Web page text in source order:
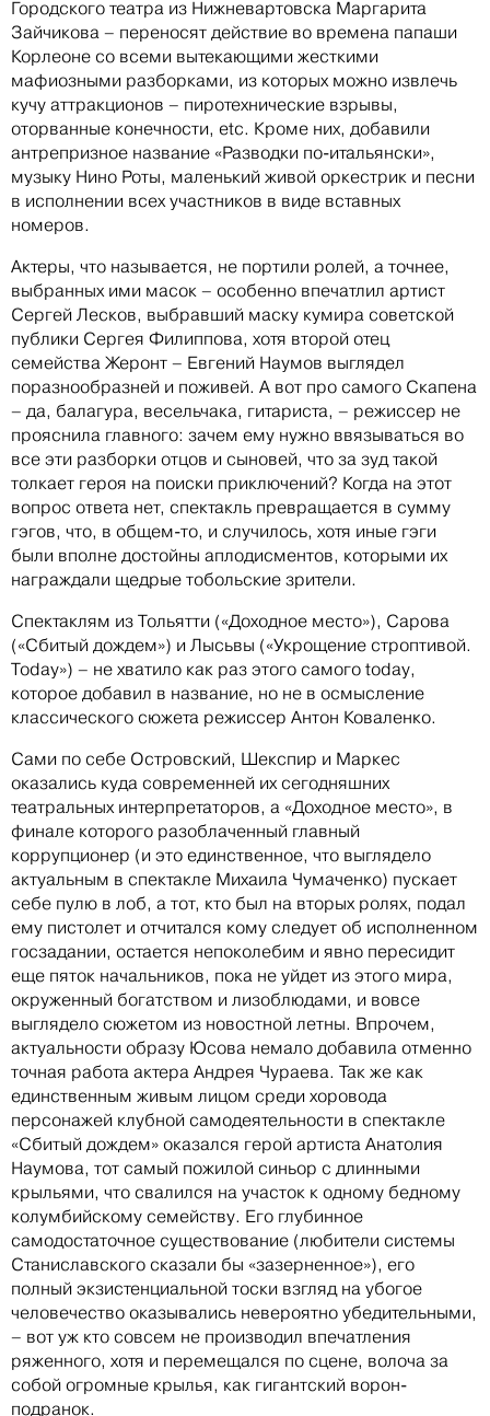
Городского театра из Нижневартовска Маргарита
Зайчикова – переносят действие во времена папаши
Корлеоне со всеми вытекающими жесткими
мафиозными разборками, из которых можно извлечь
кучу аттракционов – пиротехнические взрывы,
оторванные конечности, etc. Кроме них, добавили
антрепризное название «Разводки по-итальянски»,
музыку Нино Роты, маленький живой оркестрик и песни
в исполнении всех участников в виде вставных
номеров.
Актеры, что называется, не портили ролей, а точнее,
выбранных ими масок – особенно впечатлил артист
Сергей Лесков, выбравший маску кумира советской
публики Сергея Филиппова, хотя второй отец
семейства Жеронт – Евгений Наумов выглядел
поразнообразней и поживей. А вот про самого Скапена
– да, балагура, весельчака, гитариста, – режиссер не
прояснила главного: зачем ему нужно ввязываться во
все эти разборки отцов и сыновей, что за зуд такой
толкает героя на поиски приключений? Когда на этот
вопрос ответа нет, спектакль превращается в сумму
гэгов, что, в общем-то, и случилось, хотя иные гэги
были вполне достойны аплодисментов, которыми их
награждали щедрые тобольские зрители.
Спектаклям из Тольятти («Доходное место»), Сарова
(«Сбитый дождем») и Лысьвы («Укрощение строптивой.
Today») – не хватило как раз этого самого today,
которое добавил в название, но не в осмысление
классического сюжета режиссер Антон Коваленко.
Сами по себе Островский, Шекспир и Маркес
оказались куда современней их сегодняшних
театральных интерпретаторов, а «Доходное место», в
финале которого разоблаченный главный
коррупционер (и это единственное, что выглядело
актуальным в спектакле Михаила Чумаченко) пускает
себе пулю в лоб, а тот, кто был на вторых ролях, подал
ему пистолет и отчитался кому следует об исполненном
госзадании, остается непоколебим и явно пересидит
еще пяток начальников, пока не уйдет из этого мира,
окруженный богатством и лизоблюдами, и вовсе
выглядело сюжетом из новостной летны. Впрочем,
актуальности образу Юсова немало добавила отменно
точная работа актера Андрея Чураева. Так же как
единственным живым лицом среди хоровода
персонажей клубной самодеятельности в спектакле
«Сбитый дождем» оказался герой артиста Анатолия
Наумова, тот самый пожилой синьор с длинными
крыльями, что свалился на участок к одному бедному
колумбийскому семейству. Его глубинное
самодостаточное существование (любители системы
Станиславского сказали бы «зазерненное»), его
полный экзистенциальной тоски взгляд на убогое
человечество оказывались невероятно убедительными,
– вот уж кто совсем не производил впечатления
ряженного, хотя и перемещался по сцене, волоча за
собой огромные крылья, как гигантский ворон-
подранок.